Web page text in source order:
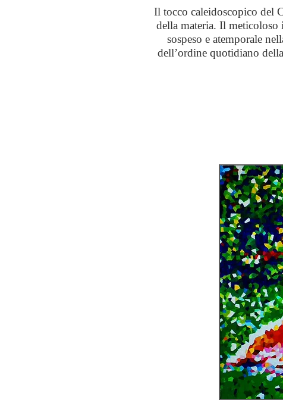
Il tocco caleidoscopico del
della materia. Il
sospeso e atemporale
dell’ordine quotidiano